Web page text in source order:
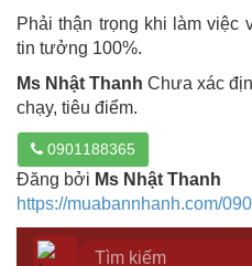
Phải thận trọng khi làm việc
tin tưởng 100%.
Ms Nhật Thanh Chưa xác
chạy, tiêu điểm.
0901188365
Đăng bởi Ms Nhật Thanh
https://muabannhanh.com/